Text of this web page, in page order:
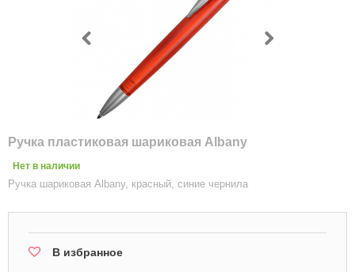
Ручка пластиковая шариковая Albany
Нет в наличии
Ручка шариковая Albany, красный, синие чернила
В избранное